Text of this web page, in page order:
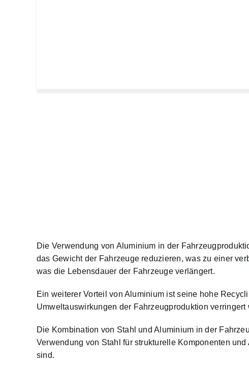
Die Verwendung von Aluminium in der
das Gewicht der Fahrzeuge reduzieren, was zu einer
was die Lebensdauer der Fahrzeuge verlängert.
Ein weiterer Vorteil von Aluminium ist seine hohe
Umweltauswirkungen der Fahrzeugproduktion verringert
Die Kombination von Stahl und Aluminium in der
Verwendung von Stahl für strukturelle Komponenten
sind.